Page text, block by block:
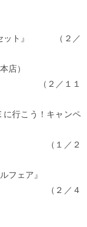
セット』 （２／
店）
（２／１１
行こう！キャンペ
２
ェア』
４